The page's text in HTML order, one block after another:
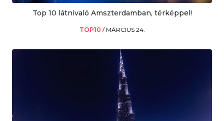
Top 10 látnivaló Amszterdamban, térképpel!
TOP10 / MÁRCIUS 24.